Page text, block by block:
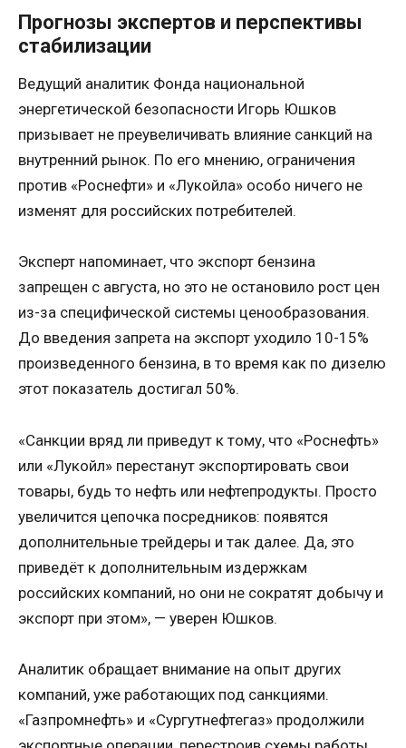
Прогнозы экспертов и перспективы
стабилизации
Ведущий аналитик Фонда национальной
энергетической безопасности Игорь Юшков
призывает не преувеличивать влияние санкций на
внутренний рынок. По его мнению, ограничения
против «Роснефти» и «Лукойла» особо ничего не
изменят для российских потребителей.
Эксперт напоминает, что экспорт бензина
запрещен с августа, но это не остановило рост цен
из-за специфической системы ценообразования.
До введения запрета на экспорт уходило 10-15%
произведенного бензина, в то время как по дизелю
этот показатель достигал 50%.
«Санкции вряд ли приведут к тому, что «Роснефть»
или «Лукойл» перестанут экспортировать свои
товары, будь то нефть или нефтепродукты. Просто
увеличится цепочка посредников: появятся
дополнительные трейдеры и так далее. Да, это
приведёт к дополнительным издержкам
российских компаний, но они не сократят добычу и
экспорт при этом», — уверен Юшков.
Аналитик обращает внимание на опыт других
компаний, уже работающих под санкциями.
«Газпромнефть» и «Сургутнефтегаз» продолжили